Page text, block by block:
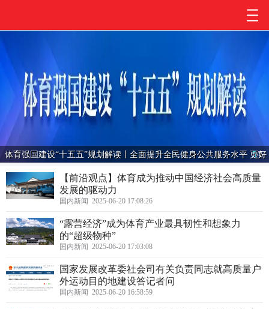
体育强国建设“十五五”规划解读丨全面提升全民健身公共服务水平 更好
满足群众美好生活需要…
5/5
【前沿观点】体育成为推动中国经济社会高质量
发展的驱动力
国内新闻 2025-06-20 17:08:26
“露营经济”成为体育产业最具韧性和想象力
的“超级物种”
国内新闻 2025-06-20 17:03:08
国家发展改革委社会司有关负责同志就高质量户
外运动目的地建设答记者问
国内新闻 2025-06-20 16:58:59